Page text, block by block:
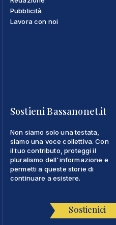
Pubblicità
Lavora con noi
Sostieni Bassanonet.it
Non siamo solo una testata,
siamo una voce collettiva. Con
il tuo contributo, proteggi il
pluralismo dell'informazione e
permetti a queste storie di
continuare a esistere.
Sostienici